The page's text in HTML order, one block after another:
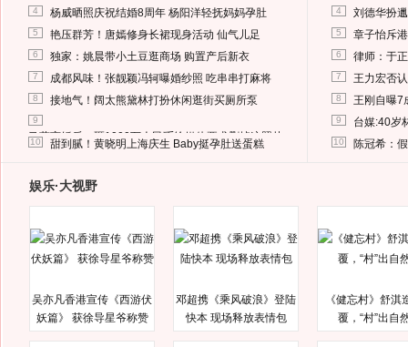
4 杨威晒照庆祝结婚8周年 杨阳洋轻抚妈妈孕肚
5 艳压群芳！唐嫣修身长裙现身活动 仙气儿足
6 独家：姚晨带小土豆逛商场 购置产后新衣
7 成都风味！张靓颖冯轲曝婚纱照 吃串串打麻将
8 接地气！阔太熊黛林打扮休闲逛街买厕所泵
9
马蓉离婚后，砸1000万人民币给媒体要求删掉这照片
10 甜到腻！黄晓明上海庆生 Baby挺孕肚送蛋糕
4 刘德华扮
5 章子怡斥
6 律师：于
7 王力宏否
8 王刚自曝7
9 台媒:40岁
10 陈冠希：
娱乐·大视野
吴亦凡香港宣传《西游伏
妖篇》 获徐导星爷称赞
邓超携《乘风破浪》登陆
快本 现场释放表情包
《健忘村》舒淇
覆，“村”出自